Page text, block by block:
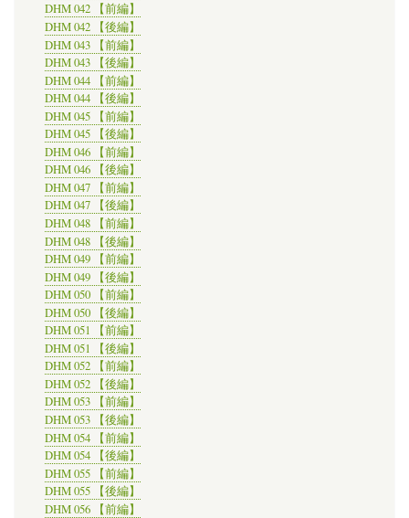
DHM 042 【前編】
DHM 042 【後編】
DHM 043 【前編】
DHM 043 【後編】
DHM 044 【前編】
DHM 044 【後編】
DHM 045 【前編】
DHM 045 【後編】
DHM 046 【前編】
DHM 046 【後編】
DHM 047 【前編】
DHM 047 【後編】
DHM 048 【前編】
DHM 048 【後編】
DHM 049 【前編】
DHM 049 【後編】
DHM 050 【前編】
DHM 050 【後編】
DHM 051 【前編】
DHM 051 【後編】
DHM 052 【前編】
DHM 052 【後編】
DHM 053 【前編】
DHM 053 【後編】
DHM 054 【前編】
DHM 054 【後編】
DHM 055 【前編】
DHM 055 【後編】
DHM 056 【前編】